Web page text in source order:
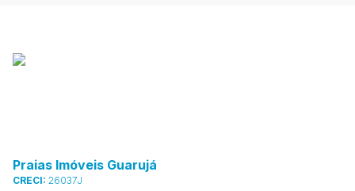
Praias Imóveis Guarujá
CRECI: 26037J